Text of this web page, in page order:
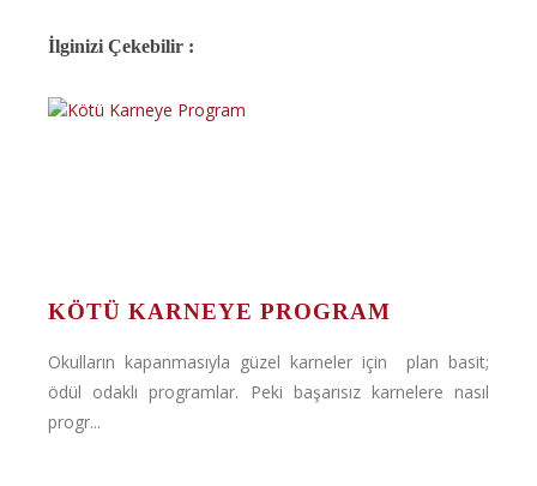
İlginizi Çekebilir :
KÖTÜ KARNEYE PROGRAM
Okulların kapanmasıyla güzel karneler için plan basit;
ödül odaklı programlar. Peki başarısız karnelere nasıl
progr...